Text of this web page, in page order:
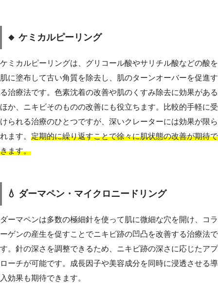
🔸 ケミカルピーリング
ケミカルピーリングは、グリコール酸やサリチル酸などの酸を
肌に塗布して古い角質を除去し、肌のターンオーバーを促進す
る治療法です。色素沈着の改善や肌のくすみ除去に効果がある
ほか、ニキビそのものの改善にも役立ちます。比較的手軽に受
けられる治療のひとつですが、深いクレーターには効果が限ら
れます。 定期的に繰り返すことで徐々に肌状態の改善が期待で
きます。
💧 ダーマペン・マイクロニードリング
ダーマペンは多数の極細針を使って肌に微細な穴を開け、コラ
ーゲンの産生を促すことでニキビ跡の凹凸を改善する治療法で
す。針の深さを調整できるため、ニキビ跡の深さに応じたアプ
ローチが可能です。成長因子や美容成分を同時に浸透させる導
入効果も期待できます。